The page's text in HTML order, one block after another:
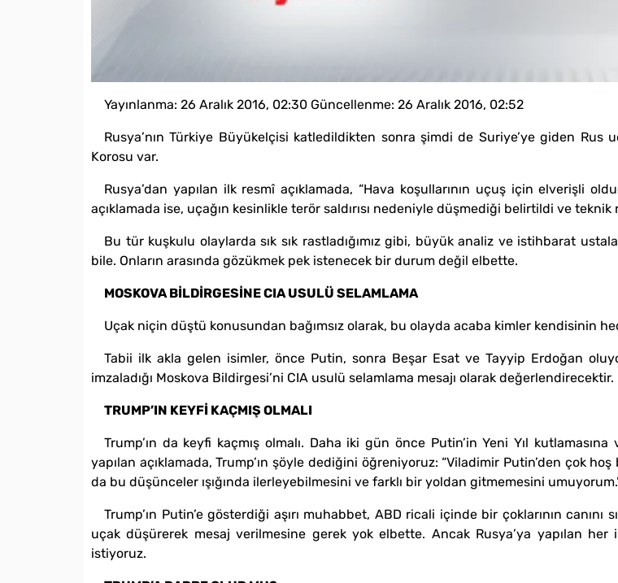
Yayınlanma: 26 Aralık 2016, 02:30 Güncellenme: 26 Aralık 2016, 02:52
Rusya’nın Türkiye Büyükelçisi katledildikten sonra şimdi de Suriye’ye giden Rus
Korosu var.
Rusya’dan yapılan ilk resmî açıklamada, “Hava koşullarının uçuş için elverişli
açıklamada ise, uçağın kesinlikle terör saldırısı nedeniyle düşmediği belirtildi ve teknik
Bu tür kuşkulu olaylarda sık sık rastladığımız gibi, büyük analiz ve istihbarat
bile. Onların arasında gözükmek pek istenecek bir durum değil elbette.
MOSKOVA BİLDİRGESİNE CIA USULÜ SELAMLAMA
Uçak niçin düştü konusundan bağımsız olarak, bu olayda acaba kimler kendisinin
Tabii ilk akla gelen isimler, önce Putin, sonra Beşar Esat ve Tayyip Erdoğan
imzaladığı Moskova Bildirgesi’ni CIA usulü selamlama mesajı olarak değerlendirecektir.
TRUMP’IN KEYFİ KAÇMIŞ OLMALI
Trump’ın da keyfi kaçmış olmalı. Daha iki gün önce Putin’in Yeni Yıl
yapılan açıklamada, Trump’ın şöyle dediğini öğreniyoruz: “Viladimir Putin’den çok
da bu düşünceler ışığında ilerleyebilmesini ve farklı bir yoldan gitmemesini
Trump’ın Putin’e gösterdiği aşırı muhabbet, ABD ricali içinde bir çoklarının
uçak düşürerek mesaj verilmesine gerek yok elbette. Ancak Rusya’ya yapılan her
istiyoruz.